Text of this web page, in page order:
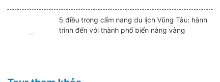
5 điều trong cẩm nang du lịch Vũng Tàu: hành
trình đến với thành phố biển nắng vàng